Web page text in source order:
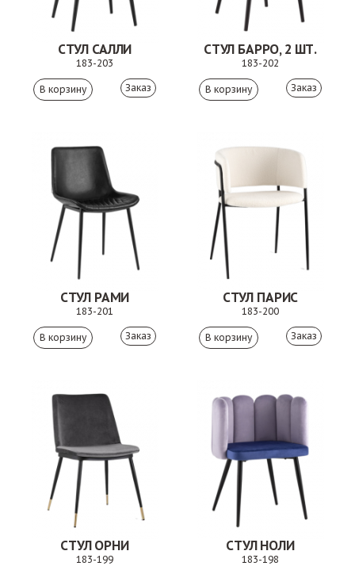
СТУЛ САЛЛИ
183-203
Заказ
СТУЛ БАРРО, 2 ШТ.
183-202
Заказ
СТУЛ РАМИ
183-201
Заказ
СТУЛ ПАРИС
183-200
Заказ
СТУЛ ОРНИ
183-199
СТУЛ НОЛИ
183-198